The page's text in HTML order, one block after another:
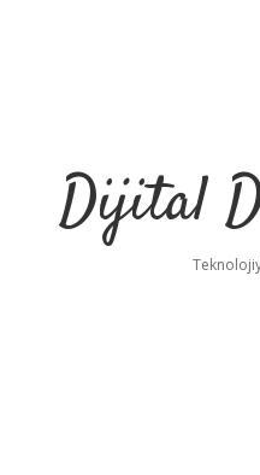
Dijital